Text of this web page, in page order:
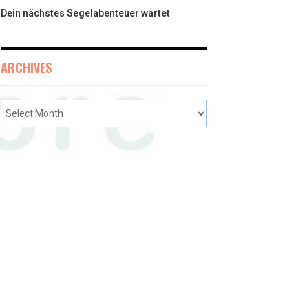
Dein nächstes Segelabenteuer wartet
ARCHIVES